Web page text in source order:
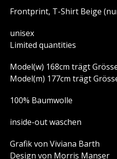
Frontprint, T-Shirt Beige
unisex
Limited quantities
Model(w) 168cm trägt
Model(m) 177cm trägt
100% Baumwolle
inside-out waschen
Grafik von Viviana Barth
Design von Morris Manser